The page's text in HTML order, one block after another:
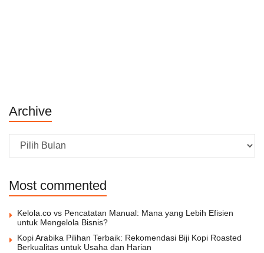
Archive
Archive
Most commented
Kelola.co vs Pencatatan Manual: Mana yang Lebih Efisien
untuk Mengelola Bisnis?
Kopi Arabika Pilihan Terbaik: Rekomendasi Biji Kopi Roasted
Berkualitas untuk Usaha dan Harian